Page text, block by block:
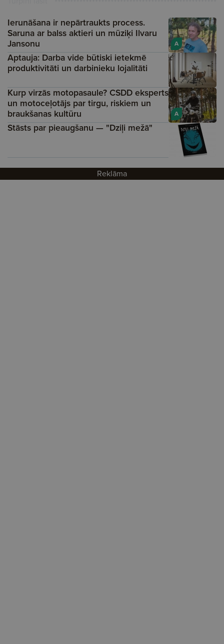
A
Ierunāšana ir nepārtraukts process.
Saruna ar balss aktieri un mūziķi Ilvaru
Jansonu
Aptauja: Darba vide būtiski ietekmē
produktivitāti un darbinieku lojalitāti
A
Kurp virzās motopasaule? CSDD eksperts
un motoceļotājs par tirgu, riskiem un
braukšanas kultūru
Stāsts par pieaugšanu — "Dziļi mežā"
Reklāma